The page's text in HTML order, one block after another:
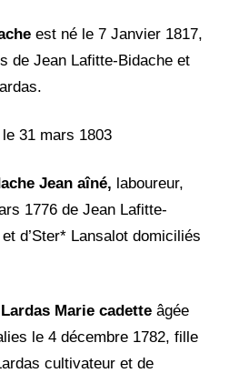
est né le 7 Janvier 1817,
de Jean Lafitte-Bidache et
31 mars 1803
Jean aîné, laboureur,
1776 de Jean Lafitte-
d’Ster* Lansalot domiciliés
Marie cadette âgée
le 4 décembre 1782, fille
cultivateur et de